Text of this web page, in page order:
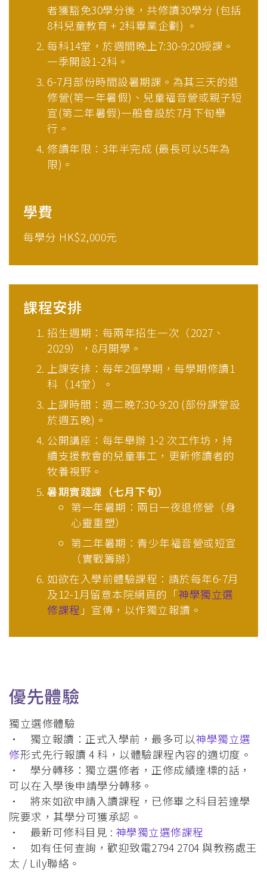
者獲豁免30學分後，共修讀30學分 (包括
8科兒童教育 + 2科畢業企劃) 。
每科14堂，於週間晚上7:30-9:20授課。
一季開設1-2科。
6-7月部份時間設暑期課。為其三天的退
修營(第一年暑假)、兒童福音營或親子短
宣(第二年暑假)一般會設於7月下旬舉
行。
修讀年限：3年半完成 (最長可以5年為
限)。
學費
每學分 HK$2,000元
課程安排
招生週期：每兩年招生一次（2027、
2029），8月開學。
上課安排：每年2個學期，每學期修讀1
科（14堂）。
上課時間：週二晚7:30-9:20 (部份課堂設
於週五晚)。
公開講座：每年舉辦 1-2 次工作坊，持
續支援教會的兒童事工，更新修讀者的
牧養視野。
暑期實踐課（七月下旬）
第一年暑期：兩日一夜退修營（身
心靈重塑）
第二年暑期：青少年福音營或短宣
（實戰籌辦）
如欲在入學前體驗課程：請於每年6-7月
及12-1月留意本院網頁的「神學獨立選
修課程 」宣傳，以作獨立報讀。
優先體驗
獨立選修體驗
• 獨立報讀：正式入學前，最多可以神學獨立選
修形式先行報讀 4 科，以體驗課程內容的適切度。
• 學分轉移：獨立選修者，正修成績達標的話，
可以在入學後申請學分轉移。
• 將來如欲申請入讀課程，已修畢之科目若達學
院要求，其學分可獲承認。
• 最新可修科目見 : 神學獨立選修課程
• 如有任何查詢，歡迎致電2794 2704 與教務處王
太 / Lily聯絡。